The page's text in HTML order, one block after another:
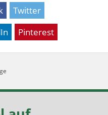
Twitter
Pinterest